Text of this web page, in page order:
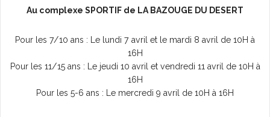
L'AGENDA
Au complexe SPORTIF de LA BAZOUGE DU DESERT
Pour les 7/10 ans : Le lundi 7 avril et le mardi 8 avril de 10H à
16H
Pour les 11/15 ans : Le jeudi 10 avril et vendredi 11 avril de 10H à
16H
Pour les 5-6 ans : Le mercredi 9 avril de 10H à 16H